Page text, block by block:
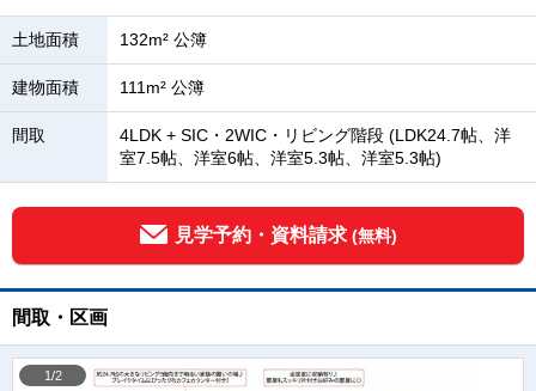
土地面積 132m² 公簿
建物面積 111m² 公簿
間取
4LDK + SIC・2WIC・リビング階段 (LDK24.7帖、洋
室7.5帖、洋室6帖、洋室5.3帖、洋室5.3帖)
見学予約・資料請求 (無料)
間取・区画
1/2